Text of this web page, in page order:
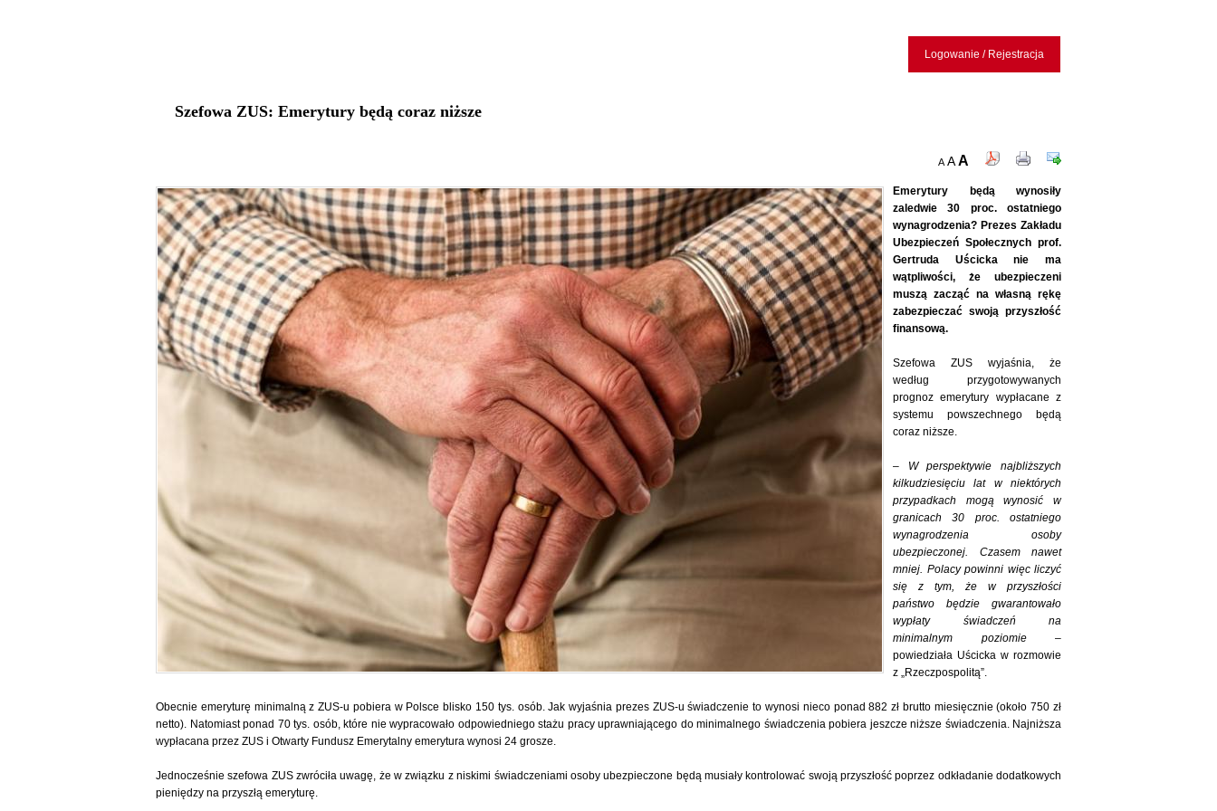
Logowanie / Rejestracja
Szefowa ZUS: Emerytury będą coraz niższe
A AA
Emerytury będą wynosiły
zaledwie 30 proc. ostatniego
wynagrodzenia? Prezes Zakładu
Ubezpieczeń Społecznych prof.
Gertruda Uścicka nie ma
wątpliwości, że ubezpieczeni
muszą zacząć na własną rękę
zabezpieczać swoją przyszłość
finansową.
Szefowa ZUS wyjaśnia, że
według przygotowywanych
prognoz emerytury wypłacane z
systemu powszechnego będą
coraz niższe.
– W perspektywie najbliższych
kilkudziesięciu lat w niektórych
przypadkach mogą wynosić w
granicach 30 proc. ostatniego
wynagrodzenia osoby
ubezpieczonej. Czasem nawet
mniej. Polacy powinni więc liczyć
się z tym, że w przyszłości
państwo będzie gwarantowało
wypłaty świadczeń na
minimalnym poziomie–
powiedziała Uścicka w rozmowie
z „Rzeczpospolitą”.
Obecnie emeryturę minimalną z ZUS-u pobiera w Polsce blisko 150 tys. osób. Jak wyjaśnia prezes ZUS-u świadczenie to wynosi nieco ponad 882 zł brutto miesięcznie (około 750 zł
netto). Natomiast ponad 70 tys. osób, które nie wypracowało odpowiedniego stażu pracy uprawniającego do minimalnego świadczenia pobiera jeszcze niższe świadczenia. Najniższa
wypłacana przez ZUS i Otwarty Fundusz Emerytalny emerytura wynosi 24 grosze.
Jednocześnie szefowa ZUS zwróciła uwagę, że w związku z niskimi świadczeniami osoby ubezpieczone będą musiały kontrolować swoją przyszłość poprzez odkładanie dodatkowych
pieniędzy na przyszłą emeryturę.